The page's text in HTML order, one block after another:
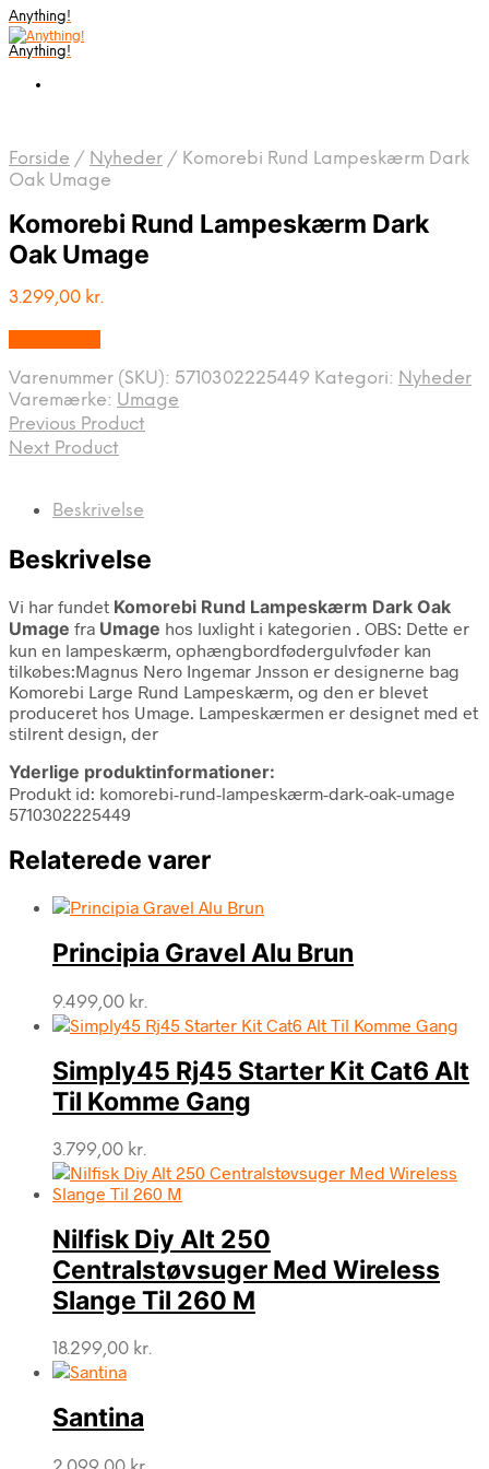
Anything!
Anything!
Forside / Nyheder / Komorebi Rund Lampeskærm Dark
Oak Umage
Komorebi Rund Lampeskærm Dark
Oak Umage
3.299,00 kr.
Varenummer (SKU): 5710302225449 Kategori: Nyheder
Varemærke: Umage
Previous Product
Next Product
Beskrivelse
Beskrivelse
Vi har fundet Komorebi Rund Lampeskærm Dark Oak
Umage fra Umage hos luxlight i kategorien . OBS: Dette er
kun en lampeskærm, ophængbordfødergulvføder kan
tilkøbes:Magnus Nero Ingemar Jnsson er designerne bag
Komorebi Large Rund Lampeskærm, og den er blevet
produceret hos Umage. Lampeskærmen er designet med et
stilrent design, der
Yderlige produktinformationer:
Produkt id: komorebi-rund-lampeskærm-dark-oak-umage
5710302225449
Relaterede varer
Principia Gravel Alu Brun
9.499,00 kr.
Simply45 Rj45 Starter Kit Cat6 Alt
Til Komme Gang
3.799,00 kr.
Nilfisk Diy Alt 250
Centralstøvsuger Med Wireless
Slange Til 260 M
18.299,00 kr.
Santina